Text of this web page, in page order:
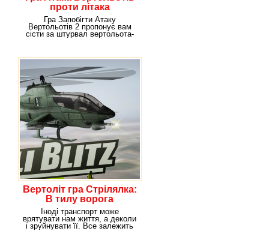
проти літака
Гра Запобігти Атаку
Вертольотів 2 пропонує вам
сісти за штурвал вертольота-
Вертоліт гра Стрілялка:
В тилу ворога
Іноді транспорт може
врятувати нам життя, а деколи
і зруйнувати її. Все залежить